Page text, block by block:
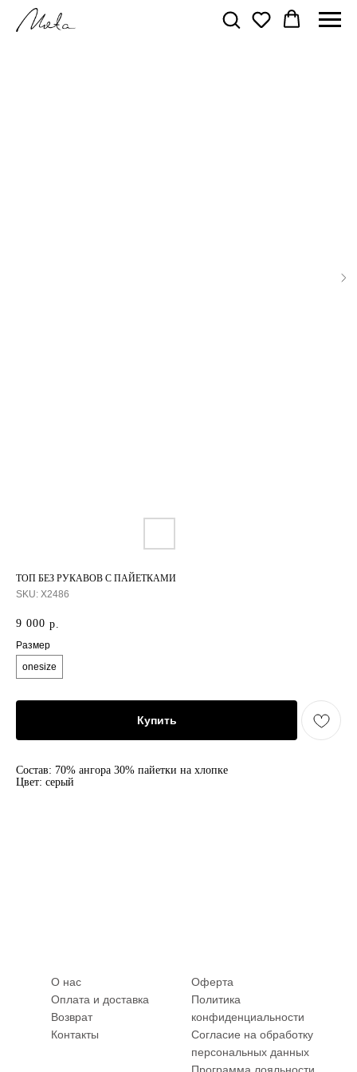
ТОП БЕЗ РУКАВОВ С ПАЙЕТКАМИ
SKU: X2486
9 000 р.
Размер
onesize
Купить
Состав: 70% ангора 30% пайетки на хлопке
Цвет: серый
О нас
Оплата и доставка
Возврат
Контакты
Оферта
Политика
конфиденциальности
Согласие на обработку
персональных данных